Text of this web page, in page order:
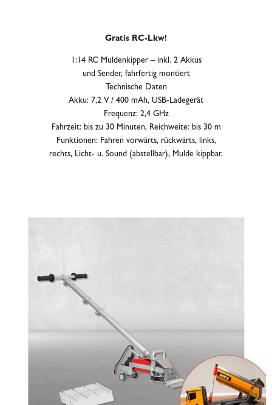
Gratis RC-Lkw!
1:14 RC Muldenkipper – inkl. 2 Akkus
und Sender, fahrfertig montiert
Technische Daten
Akku: 7,2 V / 400 mAh, USB-Ladegerät
Frequenz: 2,4 GHz
Fahrzeit: bis zu 30 Minuten, Reichweite: bis 30 m
Funktionen: Fahren vorwärts, rückwärts, links,
rechts, Licht- u. Sound (abstellbar), Mulde kippbar.